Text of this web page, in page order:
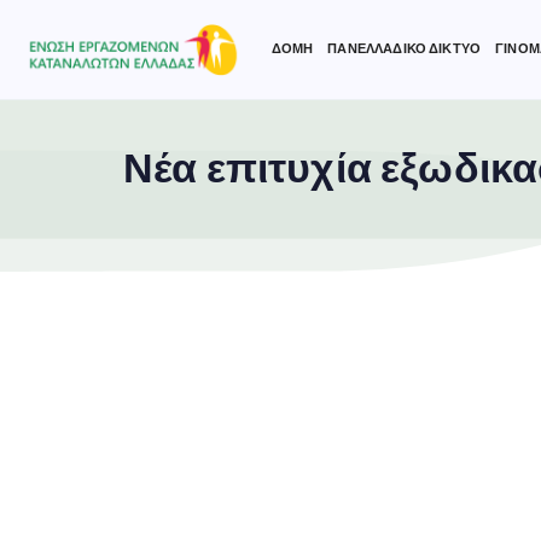
ΔΟΜΗ ΠΑΝΕΛΛΑΔΙΚΟ ΔΙΚΤΥΟ
Νέα επιτυχία
Type and hit enter